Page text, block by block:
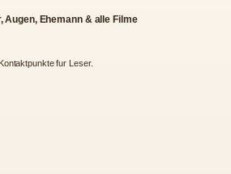
Ehemann & alle Filme
fur Leser.